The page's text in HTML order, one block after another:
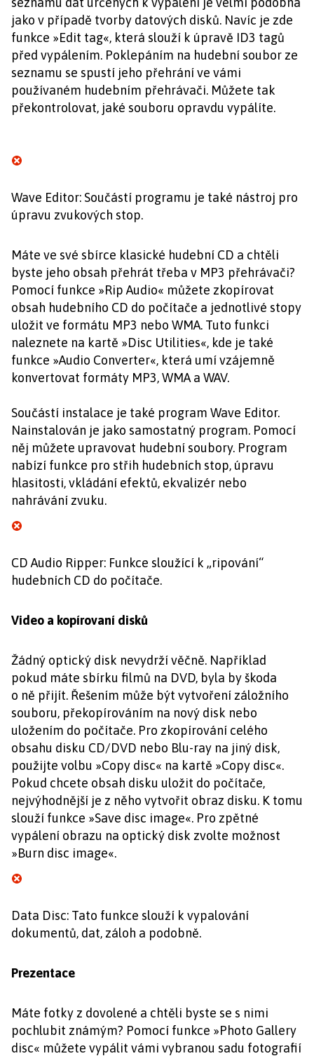
jako v případě tvorby datových disků. Navíc je zde
funkce »Edit tag«, která slouží k úpravě ID3 tagů
před vypálením. Poklepáním na hudební soubor ze
seznamu se spustí jeho přehrání ve vámi
používaném hudebním přehrávači. Můžete tak
překontrolovat, jaké souboru opravdu vypálíte.
Wave Editor: Součástí programu je také nástroj pro
úpravu zvukových stop.
Máte ve své sbírce klasické hudební CD a chtěli
byste jeho obsah přehrát třeba v MP3 přehrávači?
Pomocí funkce »Rip Audio« můžete zkopírovat
obsah hudebního CD do počítače a jednotlivé stopy
uložit ve formátu MP3 nebo WMA. Tuto funkci
naleznete na kartě »Disc Utilities«, kde je také
funkce »Audio Converter«, která umí vzájemně
konvertovat formáty MP3, WMA a WAV.
Součástí instalace je také program Wave Editor.
Nainstalován je jako samostatný program. Pomocí
něj můžete upravovat hudební soubory. Program
nabízí funkce pro střih hudebních stop, úpravu
hlasitosti, vkládání efektů, ekvalizér nebo
nahrávání zvuku.
CD Audio Ripper: Funkce sloužící k „ripování“
hudebních CD do počítače.
Video a kopírovaní disků
Žádný optický disk nevydrží věčně. Například
pokud máte sbírku filmů na DVD, byla by škoda
o ně přijít. Řešením může být vytvoření záložního
souboru, překopírováním na nový disk nebo
uložením do počítače. Pro zkopírování celého
obsahu disku CD/DVD nebo Blu-ray na jiný disk,
použijte volbu »Copy disc« na kartě »Copy disc«.
Pokud chcete obsah disku uložit do počítače,
nejvýhodnější je z něho vytvořit obraz disku. K tomu
slouží funkce »Save disc image«. Pro zpětné
vypálení obrazu na optický disk zvolte možnost
»Burn disc image«.
Data Disc: Tato funkce slouží k vypalování
dokumentů, dat, záloh a podobně.
Prezentace
Máte fotky z dovolené a chtěli byste se s nimi
pochlubit známým? Pomocí funkce »Photo Gallery
disc« můžete vypálit vámi vybranou sadu fotografií